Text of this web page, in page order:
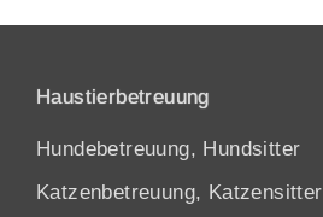
Haustierbetreuung
Hundebetreuung, Hundsitter
Katzenbetreuung, Katzensitter